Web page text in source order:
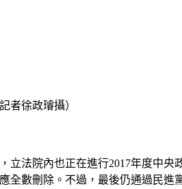
者徐政璿攝）
立法院內也正在進行2017年度中
全數刪除。不過，最後仍通過民進